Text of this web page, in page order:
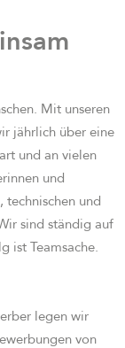
Mit unseren
jährlich über eine
und an vielen
und
technischen und
sind ständig auf
ist Teamsache.
legen wir
von